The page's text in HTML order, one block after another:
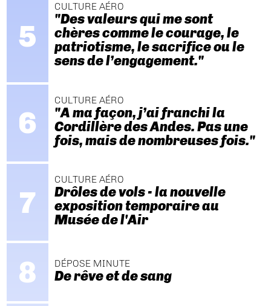
CULTURE AÉRO
"Des valeurs qui me sont
chères comme le courage, le
patriotisme, le sacrifice ou le
sens de l’engagement."
CULTURE AÉRO
"A ma façon, j’ai franchi la
Cordillère des Andes. Pas une
fois, mais de nombreuses fois."
CULTURE AÉRO
Drôles de vols - la nouvelle
exposition temporaire au
Musée de l'Air
DÉPOSE MINUTE
De rêve et de sang